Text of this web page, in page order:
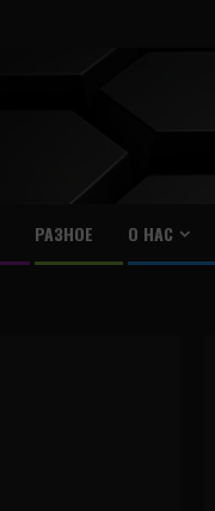
РАЗНОЕ О НАС